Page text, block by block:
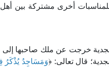
أخرى مشتركة بين
خرجت عن ملك صاحبها إلى
قال تعالى: ﴿وَمَسَاجِدُ يُذْكَرُ